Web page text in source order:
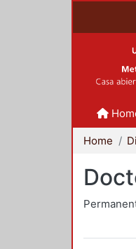
Home